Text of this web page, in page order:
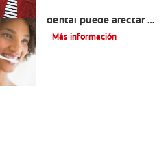
dental puede afectar el
esmalte?
Más información